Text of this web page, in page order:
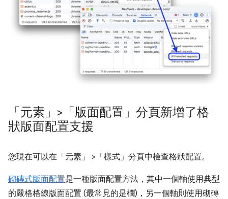
「元素」>「版面配置」分頁新增了格
狀版面配置支援
您現在可以在「元素」 >「樣式」 分頁中檢查格狀配置。
砌磚式版面配置是一種版面配置方法，其中一個軸使用典型
的嚴格格線版面配置 (最常見的是欄)，另一個軸則使用砌磚